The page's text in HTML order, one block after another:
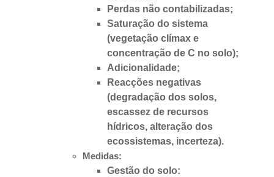
Perdas não contabilizadas;
Saturação do sistema
(vegetação clímax e
concentração de C no solo);
Adicionalidade;
Reacções negativas
(degradação dos solos,
escassez de recursos
hídricos, alteração dos
ecossistemas, incerteza).
Medidas:
Gestão do solo: